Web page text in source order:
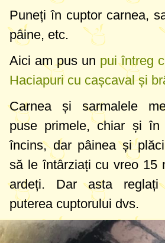
Puneți în cuptor carnea,
pâine, etc.
Aici am pus un pui întreg
Haciapuri cu cașcaval și
Carnea și sarmalele
puse primele, chiar și în
încins, dar pâinea și
să le întârziați cu vreo 15
ardeți. Dar asta
puterea cuptorului dvs.